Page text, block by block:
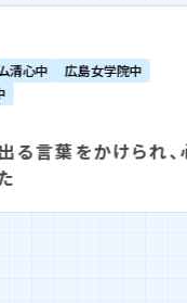
2023年度
広島国際学
両親と先生への